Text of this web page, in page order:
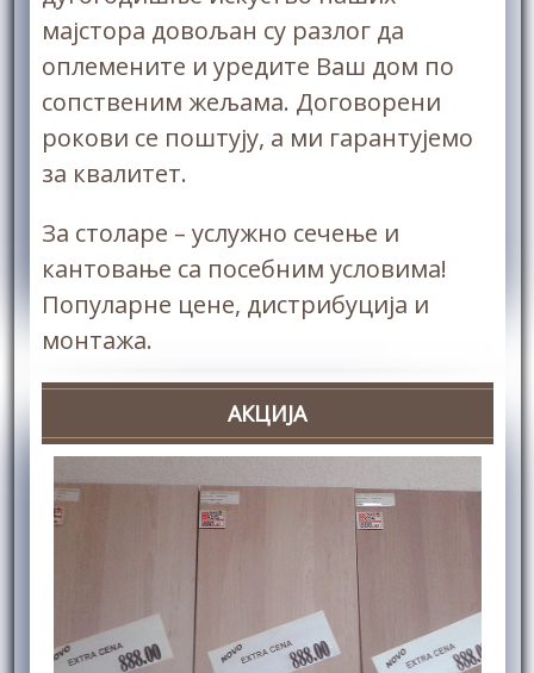
мајстора довољан су разлог да
оплемените и урeдите Ваш дом по
сопственим жељама. Договорени
рокови се поштују, а ми гарантујемо
за квалитет.
За столаре – услужно сечење и
кантовање са посебним условима!
Популарне цене, дистрибуција и
монтажа.
АКЦИЈА